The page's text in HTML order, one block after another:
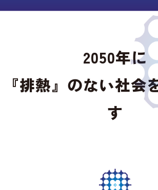
2050年に
『排熱』のない社会
す